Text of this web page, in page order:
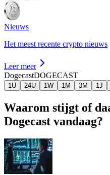
Nieuws
Het meest recente crypto nieuws
Leer meer
DogecastDOGECAST
1U 24U 1W 1M 3M 1J
Waarom stijgt of
Dogecast vandaag?